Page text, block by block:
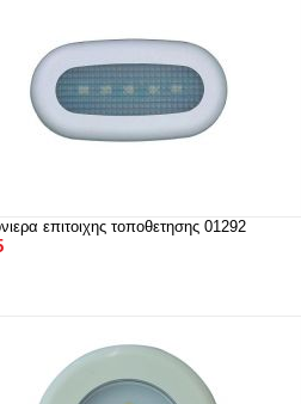
επιτοιχης τοποθετησης 01292